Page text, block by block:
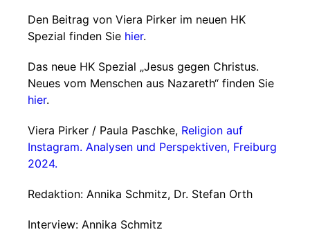
Den Beitrag von Viera Pirker im neuen HK
Spezial finden Sie hier.
Das neue HK Spezial „Jesus gegen Christus.
Neues vom Menschen aus Nazareth“ finden Sie
hier.
Viera Pirker / Paula Paschke, Religion auf
Instagram. Analysen und Perspektiven, Freiburg
2024.
Redaktion: Annika Schmitz, Dr. Stefan Orth
Interview: Annika Schmitz